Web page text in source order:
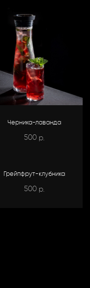
Черника-лаванда
500 р.
Грейпфрут-клубника
500 р.